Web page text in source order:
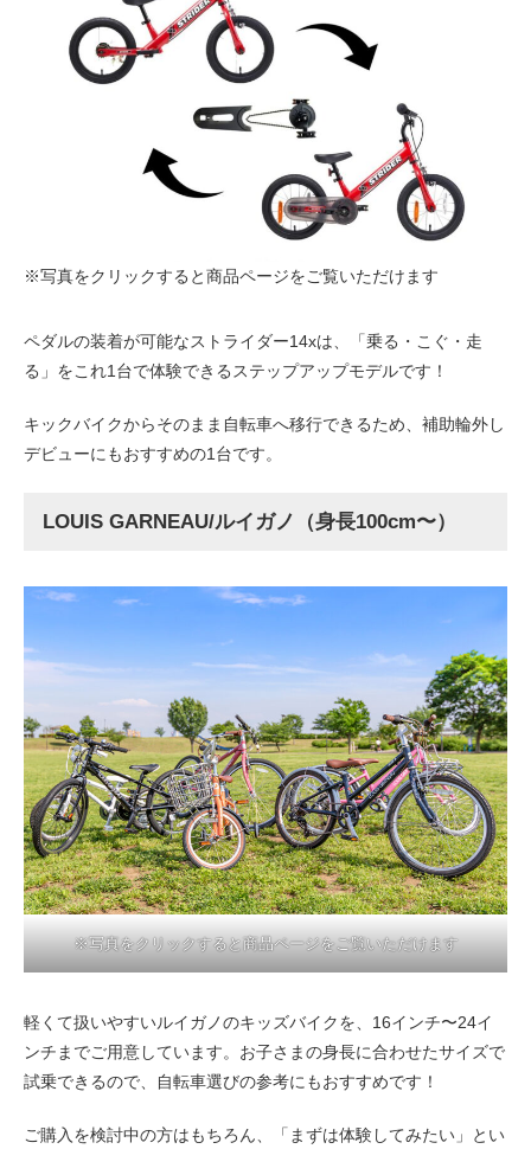
※写真をクリックすると商品ページをご覧いただけます
ペダルの装着が可能なストライダー14xは、「乗る・こぐ・走
る」をこれ1台で体験できるステップアップモデルです！
キックバイクからそのまま自転車へ移行できるため、補助輪外し
デビューにもおすすめの1台です。
LOUIS GARNEAU/ルイガノ（身長100cm〜）
※写真をクリックすると商品ページをご覧いただけます
軽くて扱いやすいルイガノのキッズバイクを、16インチ〜24イ
ンチまでご用意しています。お子さまの身長に合わせたサイズで
試乗できるので、自転車選びの参考にもおすすめです！
ご購入を検討中の方はもちろん、「まずは体験してみたい」とい